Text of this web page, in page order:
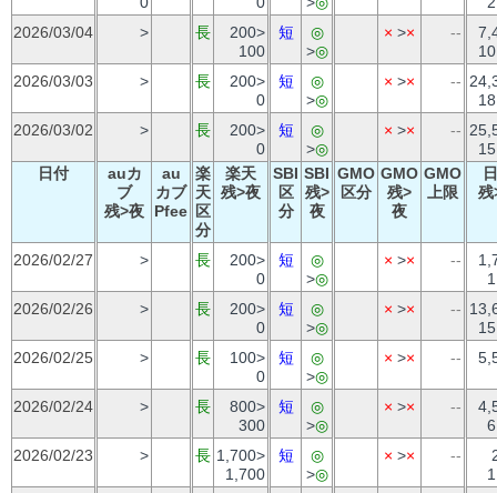
2026/03/04
> 長
200>
100
短
◎
>◎
× >× --
2026/03/03
> 長
200>
0
短
◎
>◎
× >× --
2026/03/02
> 長
200>
0
短
◎
>◎
× >× --
日付
auカ
ブ
残>夜
au
カブ
Pfee
楽
天
区
分
楽天
残>夜
SBI
区
分
SBI
残>
夜
GMO
区分
GMO
残>
夜
GMO
上限
残
2026/02/27 > 長
200>
0
短
◎
>◎
× >× --
2026/02/26
> 長
200>
0
短
◎
>◎
× >× --
2026/02/25
> 長
100>
0
短
◎
>◎
× >× --
2026/02/24 > 長
800>
300
短
◎
>◎
× >× --
2026/02/23
> 長 1,700>
1,700
短
◎
>◎
× >× --